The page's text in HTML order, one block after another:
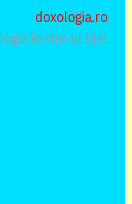
doxologia.ro
în site-ul tău!